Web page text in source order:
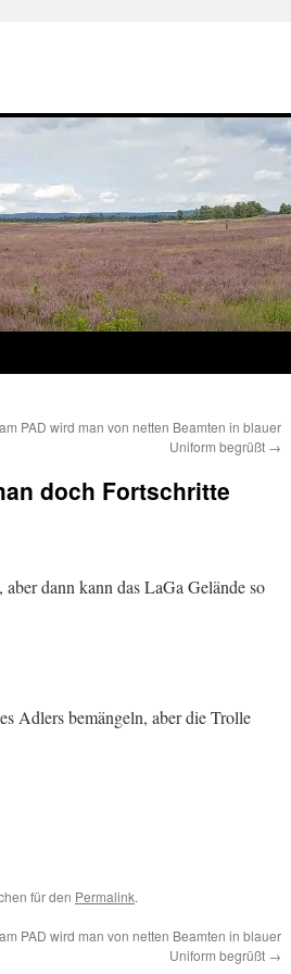
PAD wird man von netten Beamten in blauer
Uniform begrüßt →
doch Fortschritte
dann kann das LaGa Gelände so
Adlers bemängeln, aber die Trolle
für den Permalink.
PAD wird man von netten Beamten in blauer
Uniform begrüßt →